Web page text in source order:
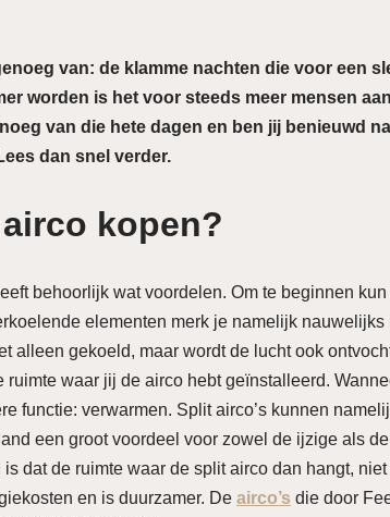
van: de klamme nachten die voor een
worden is het voor steeds meer mensen
van die hete dagen en ben jij benieuwd
dan snel verder.
kopen?
behoorlijk wat voordelen. Om te beginnen
elementen merk je namelijk
alleen gekoeld, maar wordt de lucht ook
ruimte waar jij de airco hebt geïnstalleerd.
functie: verwarmen. Split airco’s kunnen
een groot voordeel voor zowel de ijzige als
dat de ruimte waar de split airco dan hangt,
en is duurzamer. De airco’s die door